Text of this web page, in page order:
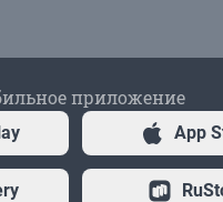
приложение
App